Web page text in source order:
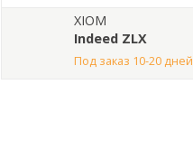
XIOM
Indeed ZLX
под заказ 10-20 дней